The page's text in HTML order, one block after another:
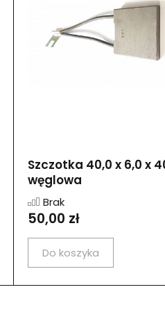
Szczotka 40,0 x 6,0 x
węglowa
Brak
50,00 zł
Do koszyka